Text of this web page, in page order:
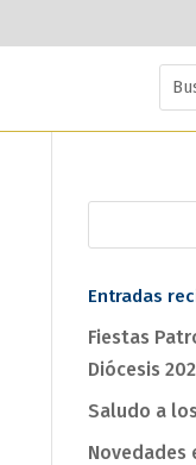
Entradas
Fiestas
Diócesis
Saludo a
Novedades